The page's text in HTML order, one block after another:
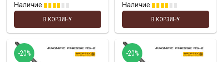
Наличие
В КОРЗИНУ
Наличие
В КОРЗИНУ
-20% -20%